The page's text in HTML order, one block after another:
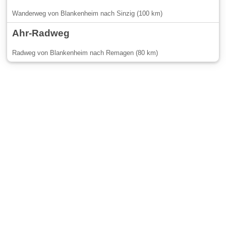
Wanderweg von Blankenheim nach Sinzig (100 km)
Ahr-Radweg
Radweg von Blankenheim nach Remagen (80 km)